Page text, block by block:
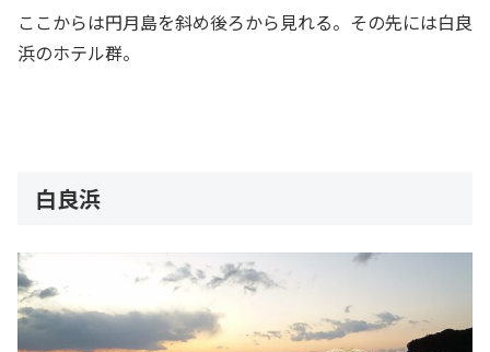
ここからは円月島を斜め後ろから見れる。その先には白良
浜のホテル群。
白良浜